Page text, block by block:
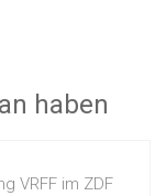
haben
VRFF im ZDF